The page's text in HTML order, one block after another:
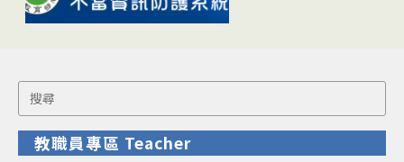
Search
for:
教職員專區 Teacher